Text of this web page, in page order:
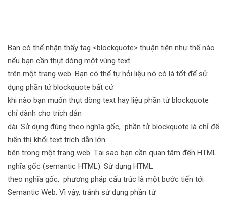
Bạn có thể nhận thấy tag <blockquote> thuận tiện như thế nào
nếu bạn cần thụt dòng một vùng text
trên một trang web. Bạn có thể tự hỏi liệu nó có là tốt để sử
dụng phần tử blockquote bất cứ
khi nào bạn muốn thụt dòng text hay liệu phần tử blockquote
chỉ dành cho trích dẫn
dài. Sử dụng đúng theo nghĩa gốc, phần tử blockquote là chỉ để
hiển thị khối text trích dẫn lớn
bên trong một trang web. Tại sao bạn cần quan tâm đến HTML
nghĩa gốc (semantic HTML). Sử dụng HTML
theo nghĩa gốc, phương pháp cấu trúc là một bước tiến tới
Semantic Web. Vì vậy, tránh sử dụng phần tử